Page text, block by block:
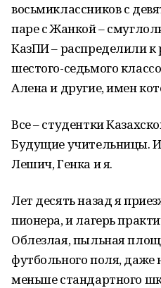
восьмиклассников с
паре с Жанкой –
КазПИ – распределили к
шестого-седьмого
Алена и другие, имен
Все – студентки
Будущие учительницы.
Лешич, Генка и я.
Лет десять назад я
пионера, и лагерь
Облезлая, пыльная
футбольного поля, даже
меньше стандартного